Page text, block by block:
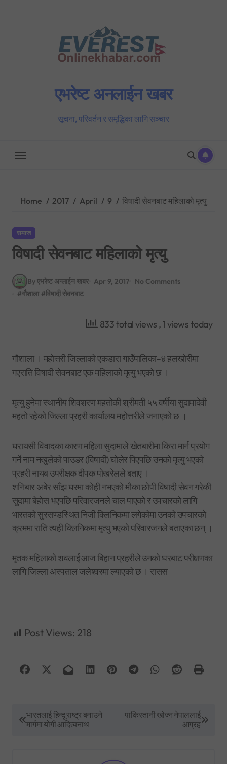
एभरेष्ट अनलाईन खबर
सूचना, परिवर्तन र समृद्धिका लागि सञ्चार
Home 2017 April 9 विषादी सेवनबाट महिलाको मृत्यु
समाज
विषादी सेवनबाट महिलाको मृत्यु
By एभरेष्ट अन्लाईन खबर Apr 9, 2017
No Comments
#गौशाला #विषादी सेवनबाट
833 total views , 1 views today
गौशाला । महोत्तरी जिल्लाको एकडारा गाउँपालिका–४ हलखोरीमा
गएराति विषादी सेवनबाट एक महिलाको मृत्यु भएको छ ।
मृत्यु हुनेमा स्थानीय शिवशरण महतोकी श्रीमती ५५ वर्षीया सुदामादेवी
महतो रहेको जिल्ला प्रहरी कार्यालय महोत्तरीले जनाएको छ ।
घरायसी विवादका कारण महिला सुदामाले खेतबारीमा किरा मार्न प्रयोग
गर्ने नाम नखुलेको पाउडर (विषादी) घोलेर पिएपछि उनको मृत्यु भएको
प्रहरी नायब उपरीक्षक दीपक पोखरेलले बताए ।
शनिबार अबेर साँझ घरमा कोही नभएको मौका छोपी विषादी सेवन गरेकी
सुदामा बेहोस भएपछि परिवारजनले चाल पाएको र उपचारको लागि
भारतको सुरसण्डस्थित निजी क्लिनिकमा लगेकोमा उनको उपचारको
क्रममा राति त्यही क्लिनिकमा मृत्यु भएको परिवारजनले बताएका छन् ।
मृतक महिलाको शवलाई आज बिहान प्रहरीले उनको घरबाट परीक्षणका
लागि जिल्ला अस्पताल जलेश्वरमा ल्याएको छ । रासस
Post Views: 218
भारतलाई हिन्दू राष्ट्र बनाउने
मार्गमा योगी आदित्यनाथ
पाकिस्तानी खोज्न नेपाललाई
आग्रह